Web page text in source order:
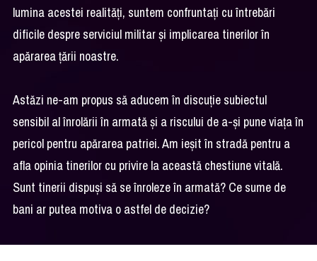
lumina acestei realități, suntem confruntați cu întrebări
dificile despre serviciul militar și implicarea tinerilor în
apărarea țării noastre.
Astăzi ne-am propus să aducem în discuție subiectul
sensibil al înrolării în armată și a riscului de a-și pune viața în
pericol pentru apărarea patriei. Am ieșit în stradă pentru a
afla opinia tinerilor cu privire la această chestiune vitală.
Sunt tinerii dispuși să se înroleze în armată? Ce sume de
bani ar putea motiva o astfel de decizie?